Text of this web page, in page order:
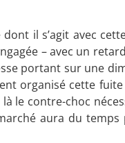
il s’agit avec
– avec un
portant sur une
organisé cette
le contre-choc
aura du temps